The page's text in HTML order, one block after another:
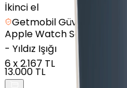
İkinci el
Getmobil Güvencesi
AppleWatch Series 7
- Yıldız Işığı
6x2.167 TL
13.000 TL